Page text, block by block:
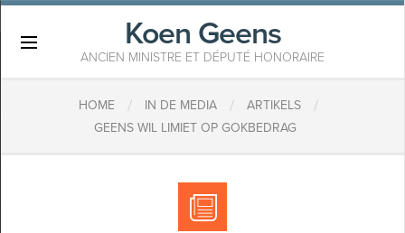
Koen Geens
ANCIEN MINISTRE ET DÉPUTÉ HONORAIRE
HOME / IN DE MEDIA / ARTIKELS /
​GEENS WIL LIMIET OP GOKBEDRAG